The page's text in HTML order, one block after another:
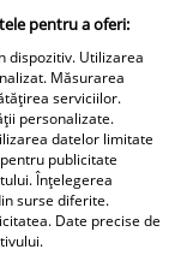
ȘAH MAT!
după
pentru a oferi:
dispozitiv. Utilizarea
Măsurarea
serviciilor.
personalizate.
datelor limitate
publicitate
Înțelegerea
surse diferite.
Date precise de